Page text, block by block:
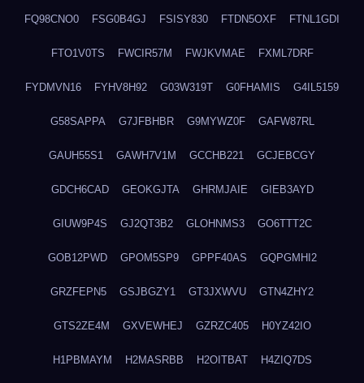
FQ98CNO0 FSG0B4GJ FSISY830 FTDN5OXF FTNL1GDI
FTO1V0TS FWCIR57M FWJKVMAE FXML7DRF
FYDMVN16 FYHV8H92 G03W319T G0FHAMIS G4IL5159
G58SAPPA G7JFBHBR G9MYWZ0F GAFW87RL
GAUH55S1 GAWH7V1M GCCHB221 GCJEBCGY
GDCH6CAD GEOKGJTA GHRMJAIE GIEB3AYD
GIUW9P4S GJ2QT3B2 GLOHNMS3 GO6TTT2C
GOB12PWD GPOM5SP9 GPPF40AS GQPGMHI2
GRZFEPN5 GSJBGZY1 GT3JXWVU GTN4ZHY2
GTS2ZE4M GXVEWHEJ GZRZC405 H0YZ42IO
H1PBMAYM H2MASRBB H2OITBAT H4ZIQ7DS